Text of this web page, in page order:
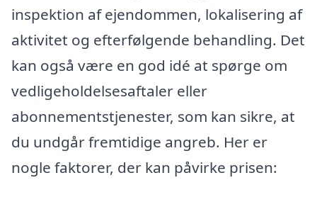
inspektion af ejendommen, lokalisering af
aktivitet og efterfølgende behandling. Det
kan også være en god idé at spørge om
vedligeholdelsesaftaler eller
abonnementstjenester, som kan sikre, at
du undgår fremtidige angreb. Her er
nogle faktorer, der kan påvirke prisen: